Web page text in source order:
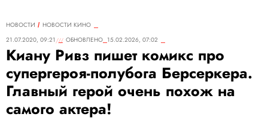
НОВОСТИ
НОВОСТИ КИНО
21.07.2020, 09:21
ОБНОВЛЕНО 15.02.2026, 07:02
Киану Ривз пишет комикс про
супергероя-полубога Берсеркера.
Главный герой очень похож на
самого актера!